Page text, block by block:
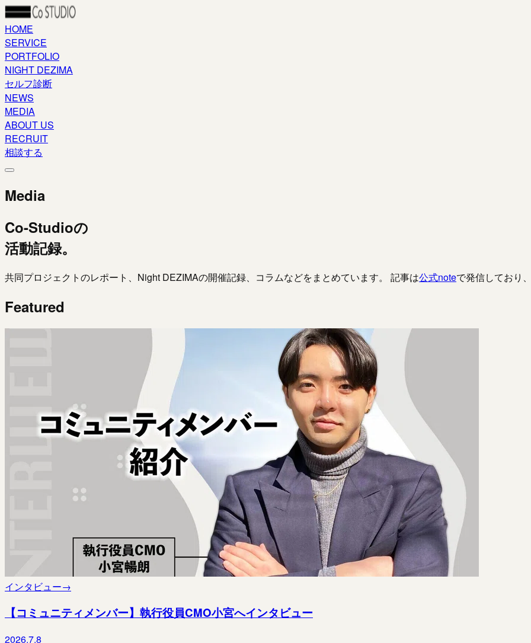
HOME
SERVICE
PORTFOLIO
NIGHT DEZIMA
セルフ診断
NEWS
MEDIA
ABOUT US
RECRUIT
相談する
Media
Co-Studioの
活動記録。
共同プロジェクトのレポート、Night DEZIMAの開催記録、コラムなどをまとめています。 記事は公式noteで発信しており
Featured
インタビュー→
【コミュニティメンバー】執行役員CMO小宮へインタビュー
2026.7.8